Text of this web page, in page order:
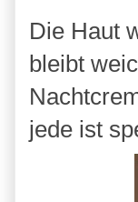
Die Haut
bleibt
jede ist